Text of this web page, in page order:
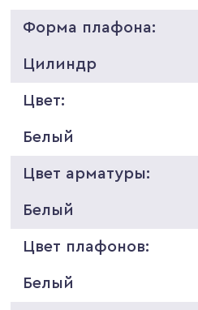
Форма плафона:
Цилиндр
Цвет:
Белый
Цвет арматуры:
Белый
Цвет плафонов:
Белый